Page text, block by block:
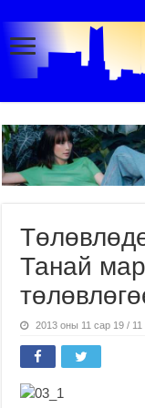
Танай
2013 оны 11 сар 19 / 11